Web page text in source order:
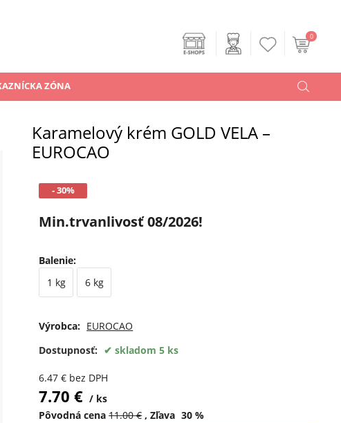
ZÓNA
0
Karamelový krém GOLD VELA –
EUROCAO
- 30%
Min.trvanlivosť 08/2026!
Balenie:
1 kg
6 kg
Výrobca: EUROCAO
Dostupnosť:
skladom 5 ks
6.47 € bez DPH
7.70 €
ks
Pôvodná cena 11.00€ Zľava 30 %